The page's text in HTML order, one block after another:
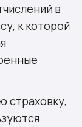
в
к которой
страховку,